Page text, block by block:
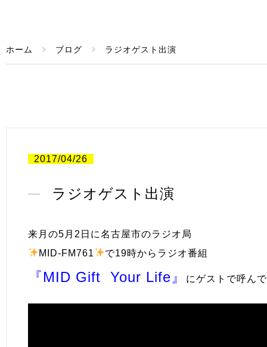
ホーム ブログ ラジオゲスト出演
2017/04/26
ラジオゲスト出演
来月の5月2日に名古屋市のラジオ局
MID-FM761
で19時からラジオ番組
『MID Gift Your Life』 にゲストで呼ん